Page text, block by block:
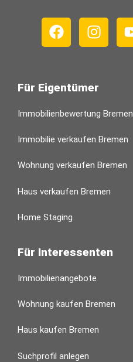
Für Eigentümer
Immobilienbewertung Bremen
Immobilie verkaufen Bremen
Wohnung verkaufen Bremen
Haus verkaufen Bremen
Home Staging
Für Interessenten
Immobilienangebote
Wohnung kaufen Bremen
Haus kaufen Bremen
Suchprofil anlegen